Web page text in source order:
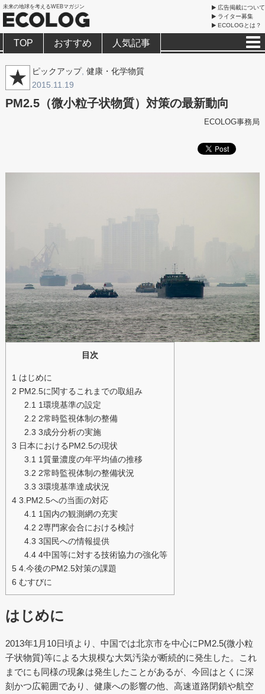
未来の地球を考えるWEBマガジン
広告掲載について
ライター募集
ECOLOGとは？
TOP おすすめ 人気記事
ピックアップ, 健康・化学物質
2015.11.19
PM2.5（微小粒子状物質）対策の最新動向
ECOLOG事務局
目次
1 はじめに
2 PM2.5に関するこれまでの取組み
2.1 1環境基準の設定
2.2 2常時監視体制の整備
2.3 3成分分析の実施
3 日本におけるPM2.5の現状
3.1 1質量濃度の年平均値の推移
3.2 2常時監視体制の整備状況
3.3 3環境基準達成状況
43.PM2.5への当面の対応
4.1 1国内の観測網の充実
4.2 2専門家会合における検討
4.3 3国民への情報提供
4.4 4中国等に対する技術協力の強化等
54.今後のPM2.5対策の課題
6 むすびに
はじめに
2013年1月10日頃より、中国では北京市を中心にPM2.5(微小粒
子状物質)等による大規模な大気汚染が断続的に発生した。これ
までにも同様の現象は発生したことがあるが、今回はとくに深
刻かつ広範囲であり、健康への影響の他、高速道路閉鎖や航空